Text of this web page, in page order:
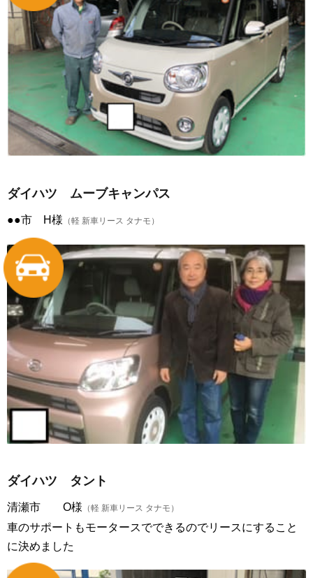
ダイハツ ムーブキャンパス
●●市 H様 （軽 新車リース タナモ）
ダイハツ タント
清瀬市 O様 （軽 新車リース タナモ）
車のサポートもモータースでできるのでリースにすること
に決めました